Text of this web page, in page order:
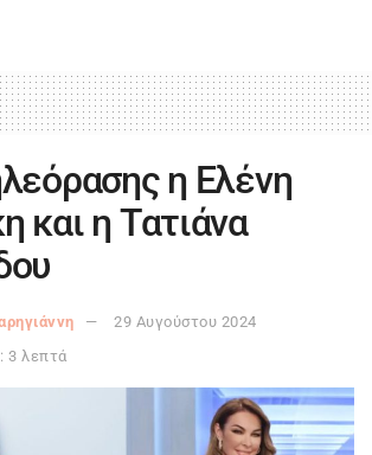
η Ελένη
και η Τατιάνα
29 Αυγούστου 2024
3 λεπτά